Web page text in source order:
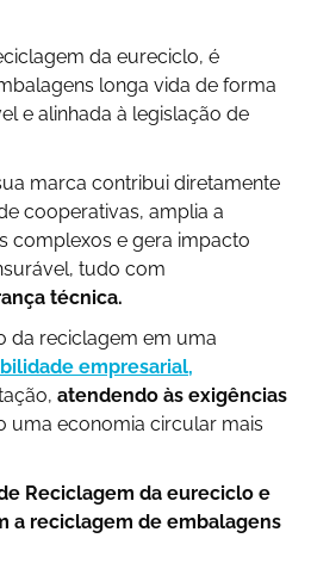
da eureciclo, é
longa vida de forma
e alinhada à legislação de
marca contribui diretamente
cooperativas, amplia a
complexos e gera impacto
tudo com
técnica.
da reciclagem em uma
empresarial,
atendendo às exigências
uma economia circular mais
Reciclagem da eureciclo e
a reciclagem de embalagens